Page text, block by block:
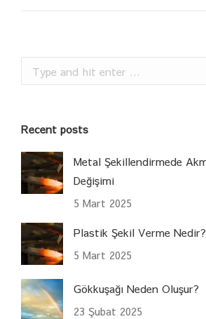
Search:
Recent posts
Metal Şekillendirmede
Değişimi
5 Mart 2025
Plastik Şekil Verme Nedir?
5 Mart 2025
Gökkuşağı Neden Oluşur?
23 Şubat 2025